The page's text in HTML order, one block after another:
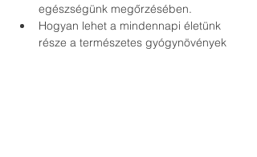
egészségünk megőrzésében.
Hogyan lehet a mindennapi életünk
része a természetes gyógynövények